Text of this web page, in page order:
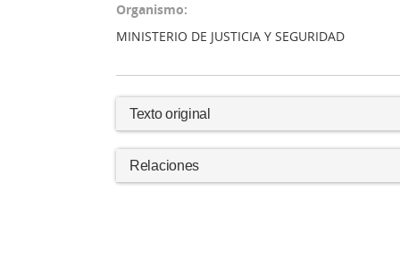
Organismo:
MINISTERIO DE JUSTICIA Y SEGURIDAD
Texto original
Relaciones